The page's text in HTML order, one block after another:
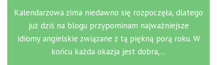
Kalendarzowa zima niedawno się rozpoczęła, dlatego
już dziś na blogu przypominam najważniejsze
idiomy angielskie związane z tą piękną porą roku. W
końcu każda okazja jest dobra,...